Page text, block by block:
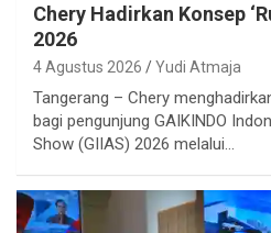
Chery Hadirkan Konsep
2026
4 Agustus 2026 Yudi Atmaja
Tangerang – Chery
bagi pengunjung GAIKINDO
Show (GIIAS) 2026 melalui…